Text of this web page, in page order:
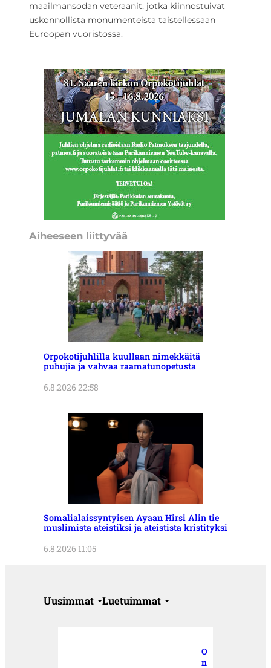
maailmansodan veteraanit, jotka kiinnostuivat
uskonnollista monumenteista taistellessaan
Euroopan vuoristossa.
Aiheeseen liittyvää
Orpokotijuhlilla kuullaan nimekkäitä
puhujia ja vahvaa raamatunopetusta
6.8.2026 22:58
Somalialaissyntyisen Ayaan Hirsi Alin tie
muslimista ateistiksi ja ateistista kristityksi
6.8.2026 11:05
Uusimmat Luetuimmat
O
n